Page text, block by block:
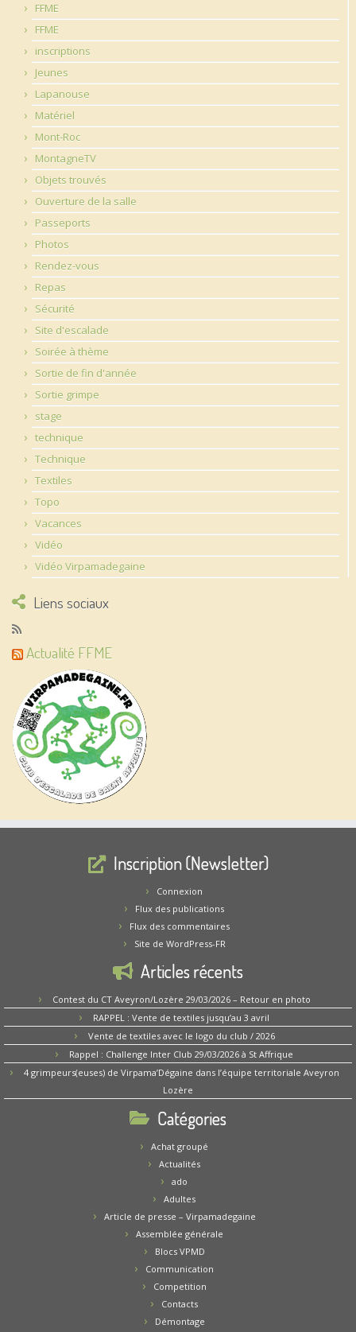
FFME
FFME
inscriptions
Jeunes
Lapanouse
Matériel
Mont-Roc
MontagneTV
Objets trouvés
Ouverture de la salle
Passeports
Photos
Rendez-vous
Repas
Sécurité
Site d'escalade
Soirée à thème
Sortie de fin d'année
Sortie grimpe
stage
technique
Technique
Textiles
Topo
Vacances
Vidéo
Vidéo Virpamadegaine
Liens sociaux
Actualité FFME
Inscription (Newsletter)
Connexion
Flux des publications
Flux des commentaires
Site de WordPress-FR
Articles récents
Contest du CT Aveyron/Lozère 29/03/2026 – Retour en photo
RAPPEL : Vente de textiles jusqu’au 3 avril
Vente de textiles avec le logo du club / 2026
Rappel : Challenge Inter Club 29/03/2026 à St Affrique
4 grimpeurs(euses) de Virpama’Dégaine dans l’équipe territoriale Aveyron
Lozère
Catégories
Achat groupé
Actualités
ado
Adultes
Article de presse – Virpamadegaine
Assemblée générale
Blocs VPMD
Communication
Competition
Contacts
Démontage